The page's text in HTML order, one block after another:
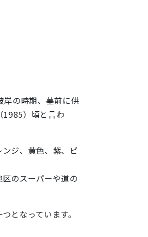
の時期、墓前に供
1985）頃と言わ
ジ、黄色、紫、ピ
のスーパーや道の
となっています。